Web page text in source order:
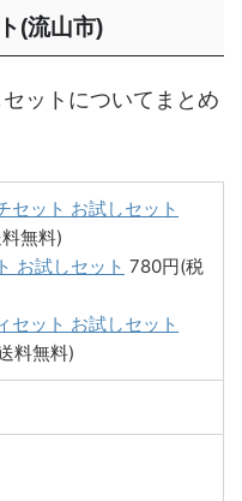
(流山市)
ットについてまとめ
セット お試しセット
無料)
お試しセット 780円(税
セット お試しセット
料無料)